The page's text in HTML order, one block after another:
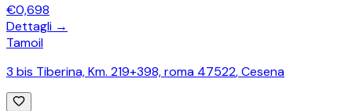
€0,698
Dettagli →
Tamoil
3 bis Tiberina, Km. 219+398, roma 47522,Cesena